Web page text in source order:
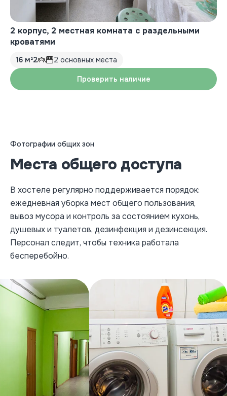
2 корпус, 2 местная комната с раздельными
кроватями
16 м²2 2 основных места
Проверить наличие
Фотографии общих зон
Места общего доступа
В хостеле регулярно поддерживается порядок:
ежедневная уборка мест общего пользования,
вывоз мусора и контроль за состоянием кухонь,
душевых и туалетов, дезинфекция и дезинсекция.
Персонал следит, чтобы техника работала
бесперебойно.